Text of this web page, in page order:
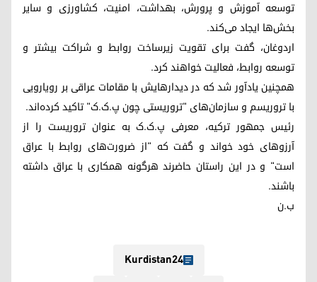
توسعه آموزش و پرورش، بهداشت، امنیت، کشاورزی و سایر
بخش‌ها ایجاد می‌کند.
اردوغان، گفت برای تقویت زیرساخت روابط و شراکت بیشتر و
توسعه روابط، فعالیت خواهند کرد.
همچنین یادآور شد که در دیدارهایش با مقامات عراقی بر رویارویی
با تروریسم و سازمان‌های "تروریستی چون پ.ک.ک" تاکید کرده‌اند.
رئیس جمهور ترکیه، معرفی پ.ک.ک به عنوان تروریست را از
آرزوهای خود خواند و گفت که "از ضرورت‌های روابط با عراق
است" و در این راستان حاضرند هرگونه همکاری با عراق داشته
باشند.
ب.ن
Kurdistan24